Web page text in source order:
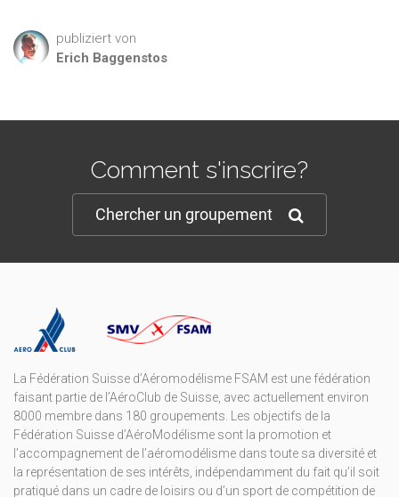
publiziert von
Erich Baggenstos
Comment s'inscrire?
Chercher un groupement
La Fédération Suisse d’Aéromodélisme FSAM est une fédération
faisant partie de l’AéroClub de Suisse, avec actuellement environ
8000 membre dans 180 groupements. Les objectifs de la
Fédération Suisse d’AéroModélisme sont la promotion et
l’accompagnement de l’aéromodélisme dans toute sa diversité et
la représentation de ses intérêts, indépendamment du fait qu’il soit
pratiqué dans un cadre de loisirs ou d’un sport de compétition de